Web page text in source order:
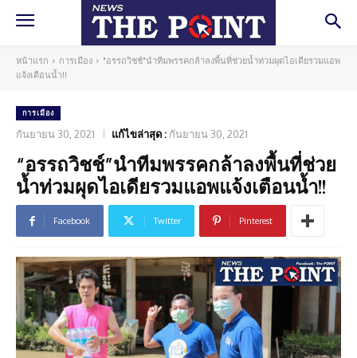
หน้าแรก การเมือง
"อรรถวิชช์"นำทีมพรรคกล้าลงพื้นที่ช่วยน้ำท่วมผุดไอเดียรวมแอพ
แจ้งเตือนน้ำ!!
การเมือง
กันยายน 30, 2021 แก้ไขล่าสุด : กันยายน 30, 2021
“อรรถวิชช์”นำทีมพรรคกล้าลงพื้นที่ช่วย
น้ำท่วมผุดไอเดียรวมแอพแจ้งเตือนน้ำ!!
Facebook Twitter Pinterest